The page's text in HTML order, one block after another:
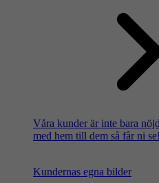
Våra kunder är inte bara
med hem till dem så får ni se!
Kundernas egna bilder